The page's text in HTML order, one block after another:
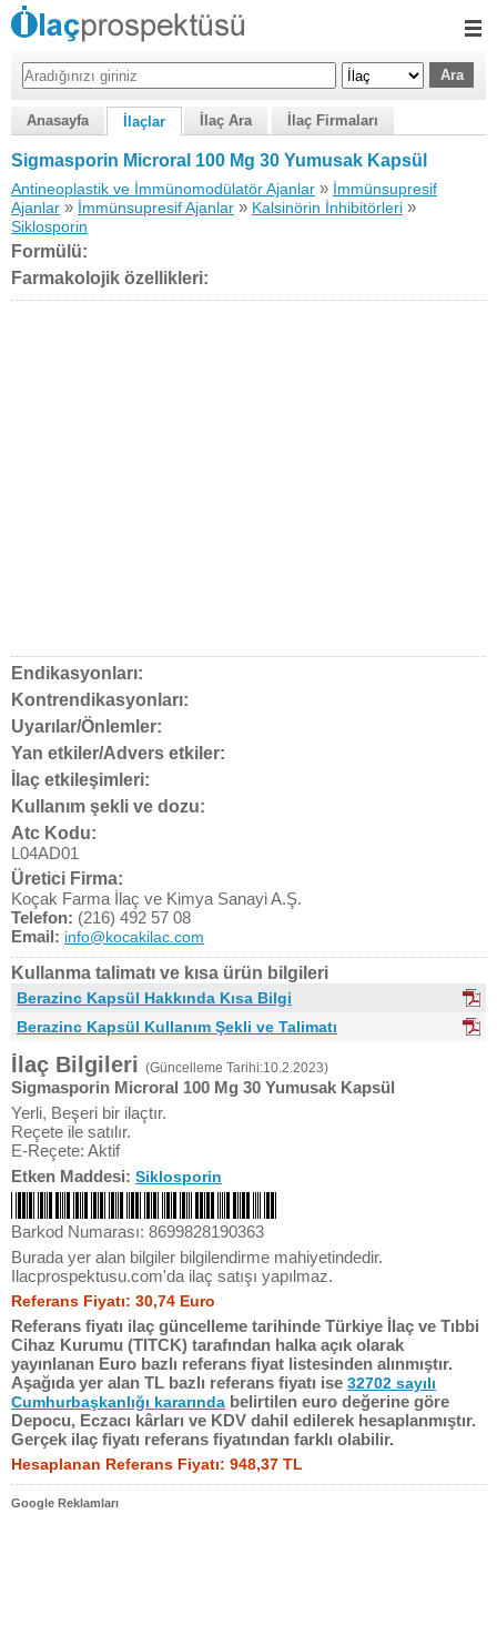
Anasayfa İlaçlar İlaç Ara İlaç Firmaları
Sigmasporin Microral 100 Mg 30 Yumusak Kapsül
Antineoplastik ve İmmünomodülatör Ajanlar » İmmünsupresif
Ajanlar » İmmünsupresif Ajanlar » Kalsinörin İnhibitörleri »
Siklosporin
Formülü:
Farmakolojik özellikleri:
Endikasyonları:
Kontrendikasyonları:
Uyarılar/Önlemler:
Yan etkiler/Advers etkiler:
İlaç etkileşimleri:
Kullanım şekli ve dozu:
Atc Kodu:
L04AD01
Üretici Firma:
Koçak Farma İlaç ve Kimya Sanayi A.Ş.
Telefon: (216) 492 57 08
Email: info@kocakilac.com
Kullanma talimatı ve kısa ürün bilgileri
Berazinc Kapsül Hakkında Kısa Bilgi
Berazinc Kapsül Kullanım Şekli ve Talimatı
İlaç Bilgileri (Güncelleme Tarihi:10.2.2023)
Sigmasporin Microral 100 Mg 30 Yumusak Kapsül
Yerli, Beşeri bir ilaçtır.
Reçete ile satılır.
E-Reçete: Aktif
Etken Maddesi: Siklosporin
Barkod Numarası: 8699828190363
Burada yer alan bilgiler bilgilendirme mahiyetindedir.
Ilacprospektusu.com'da ilaç satışı yapılmaz.
Referans Fiyatı: 30,74 Euro
Referans fiyatı ilaç güncelleme tarihinde Türkiye İlaç ve Tıbbi
Cihaz Kurumu (TITCK) tarafından halka açık olarak
yayınlanan Euro bazlı referans fiyat listesinden alınmıştır.
Aşağıda yer alan TL bazlı referans fiyatı ise 32702 sayılı
Cumhurbaşkanlığı kararında belirtilen euro değerine göre
Depocu, Eczacı kârları ve KDV dahil edilerek hesaplanmıştır.
Gerçek ilaç fiyatı referans fiyatından farklı olabilir.
Hesaplanan Referans Fiyatı: 948,37 TL
Google Reklamları